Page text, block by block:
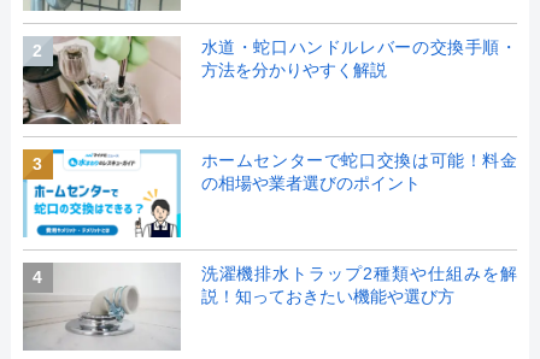
2
水道・蛇口ハンドルレバーの交換手順・
方法を分かりやすく解説
3
ホームセンターで蛇口交換は可能！料金
の相場や業者選びのポイント
4
洗濯機排水トラップ2種類や仕組みを解
説！知っておきたい機能や選び方